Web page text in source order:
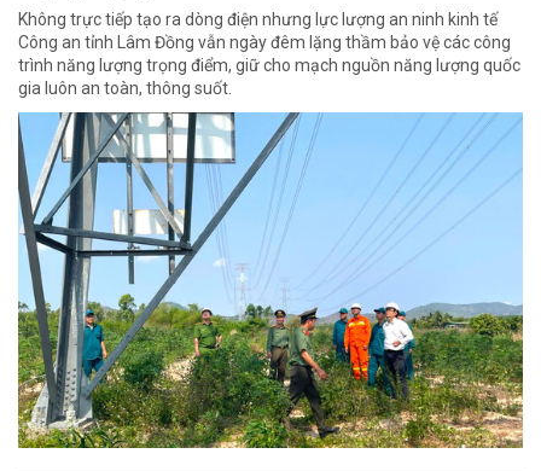
Không trực tiếp tạo ra dòng điện nhưng lực lượng an ninh kinh tế
Công an tỉnh Lâm Đồng vẫn ngày đêm lặng thầm bảo vệ các công
trình năng lượng trọng điểm, giữ cho mạch nguồn năng lượng quốc
gia luôn an toàn, thông suốt.